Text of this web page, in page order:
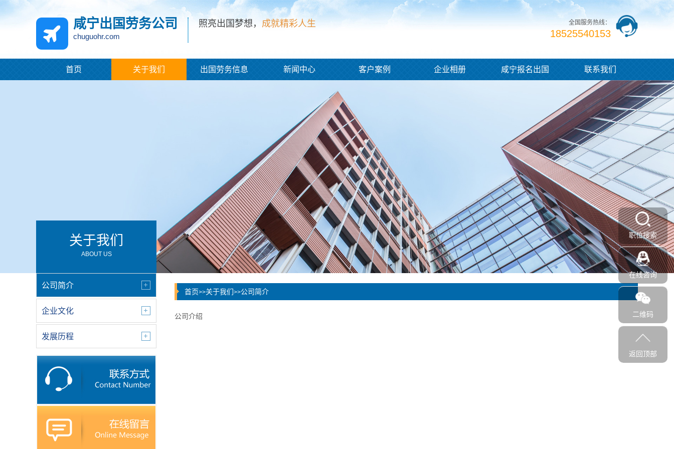
咸宁出国劳务公司
chuguohr.com
照亮出国梦想， 成就精彩人生 全国服务热线：
18525540153
首页 关于我们 出国劳务信息 新闻中心 客户案例 企业相册 咸宁报名出国 联系我们
关于我们
ABOUT US
公司简介
企业文化
发展历程
首页>>关于我们>>公司简介
公司介绍
职位搜索
在线咨询
二维码
返回顶部